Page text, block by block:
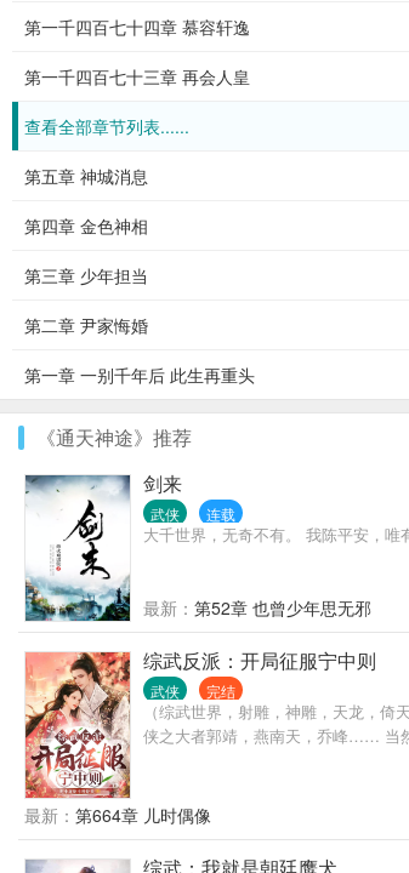
第一千四百七十四章 慕容轩逸
第一千四百七十三章 再会人皇
查看全部章节列表......
第五章 神城消息
第四章 金色神相
第三章 少年担当
第二章 尹家悔婚
第一章 一别千年后 此生再重头
《通天神途》推荐
剑来
武侠 连载
大千世界，无奇不有。 我陈平安，唯
最新： 第52章 也曾少年思无邪
综武反派：开局征服宁中则
武侠 完结
（综武世界，射雕，神雕，天龙，
侠之大者郭靖，燕南天，乔峰…… 当
最新： 第664章 儿时偶像